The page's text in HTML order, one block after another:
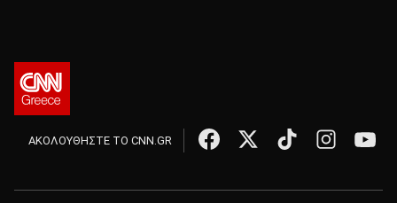
ΑΚΟΛΟΥΘΗΣΤΕ ΤΟ CNN.GR